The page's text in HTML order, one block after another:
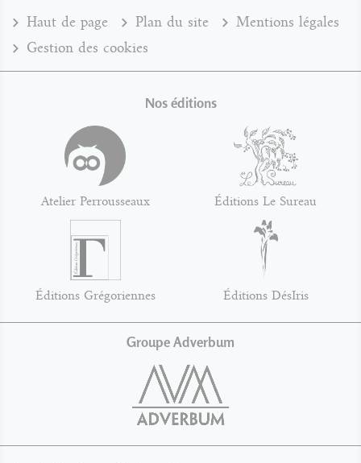
Haut de page Plan du site
Mentions légales
Gestion des cookies
Nos éditions
Atelier Perrousseaux Éditions Le Sureau
Éditions Grégoriennes Éditions DésIris
Groupe Adverbum